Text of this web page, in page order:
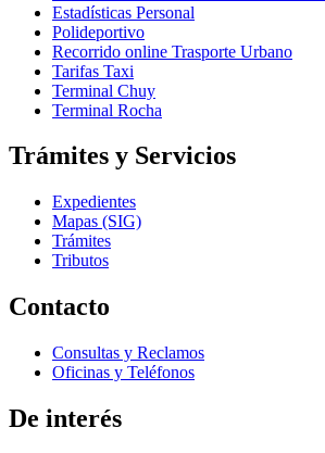
Estadísticas Personal
Polideportivo
Recorrido online Trasporte Urbano
Tarifas Taxi
Terminal Chuy
Terminal Rocha
Trámites y Servicios
Expedientes
Mapas (SIG)
Trámites
Tributos
Contacto
Consultas y Reclamos
Oficinas y Teléfonos
De interés